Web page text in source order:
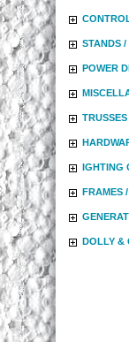
POWER
DOLLY